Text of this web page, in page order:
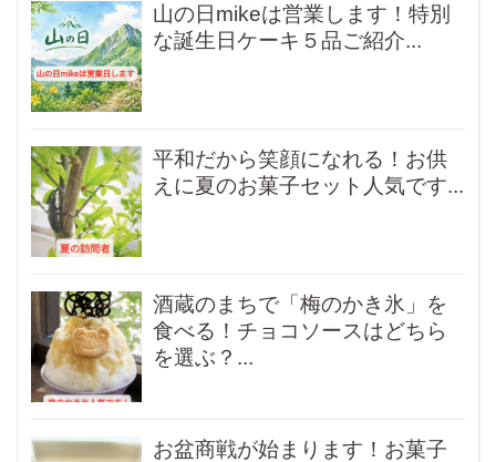
山の日mikeは営業します！特別
な誕生日ケーキ５品ご紹介...
平和だから笑顔になれる！お供
えに夏のお菓子セット人気です...
酒蔵のまちで「梅のかき氷」を
食べる！チョコソースはどちら
を選ぶ？...
お盆商戦が始まります！お菓子